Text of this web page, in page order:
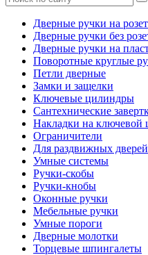
Дверные ручки на
Дверные ручки без
Дверные ручки на
Поворотные круглые
Петли дверные
Замки и защелки
Ключевые цилиндры
Сантехнические
Накладки на ключевой
Ограничители
Для раздвижных дверей
Умные системы
Ручки-скобы
Ручки-кнобы
Оконные ручки
Мебельные ручки
Умные пороги
Дверные молотки
Торцевые шпингалеты